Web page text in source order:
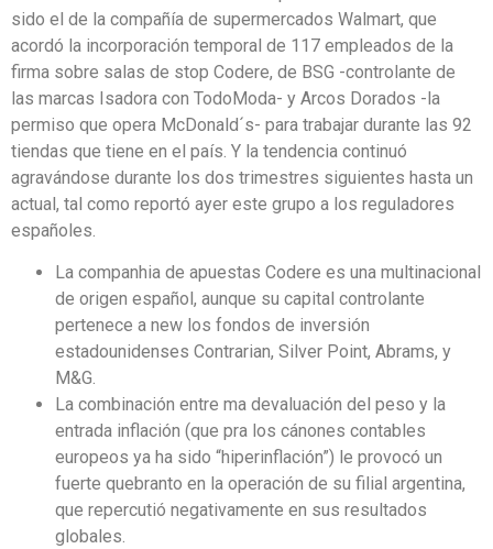
sido el de la compañía de supermercados Walmart, que
acordó la incorporación temporal de 117 empleados de la
firma sobre salas de stop Codere, de BSG -controlante de
las marcas Isadora con TodoModa- y Arcos Dorados -la
permiso que opera McDonald´s- para trabajar durante las 92
tiendas que tiene en el país. Y la tendencia continuó
agravándose durante los dos trimestres siguientes hasta un
actual, tal como reportó ayer este grupo a los reguladores
españoles.
La companhia de apuestas Codere es una multinacional
de origen español, aunque su capital controlante
pertenece a new los fondos de inversión
estadounidenses Contrarian, Silver Point, Abrams, y
M&G.
La combinación entre ma devaluación del peso y la
entrada inflación (que pra los cánones contables
europeos ya ha sido “hiperinflación”) le provocó un
fuerte quebranto en la operación de su filial argentina,
que repercutió negativamente en sus resultados
globales.